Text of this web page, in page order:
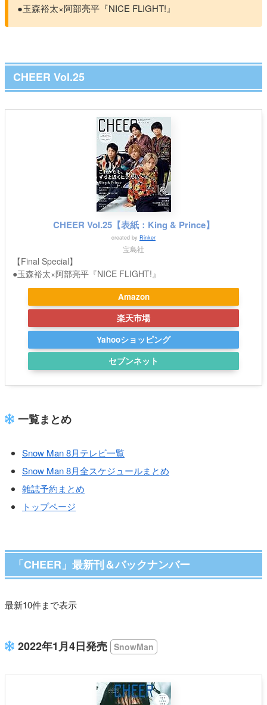
●玉森裕太×阿部亮平『NICE FLIGHT!』
CHEER Vol.25
CHEER Vol.25【表紙：King & Prince】
created by Rinker
宝島社
【Final Special】
●玉森裕太×阿部亮平『NICE FLIGHT!』
Amazon
楽天市場
Yahooショッピング
セブンネット
一覧まとめ
Snow Man 8月テレビ一覧
Snow Man 8月全スケジュールまとめ
雑誌予約まとめ
トップページ
「CHEER」最新刊＆バックナンバー
最新10件まで表示
2022年1月4日発売 SnowMan